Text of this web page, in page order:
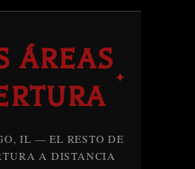
ÁREAS
✦
IL — EL RESTO DE
A DISTANCIA